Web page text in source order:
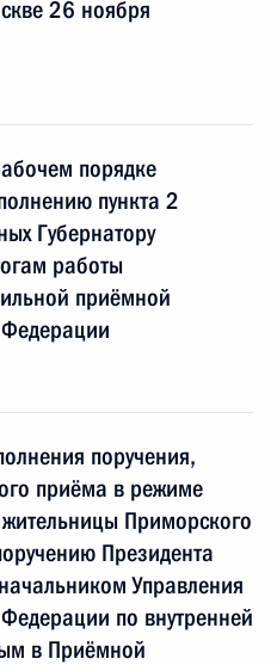
26 ноября
порядке
пункта 2
Губернатору
работы
приёмной
поручения,
приёма в режиме
Приморского
Президента
Управления
по внутренней
в Приёмной